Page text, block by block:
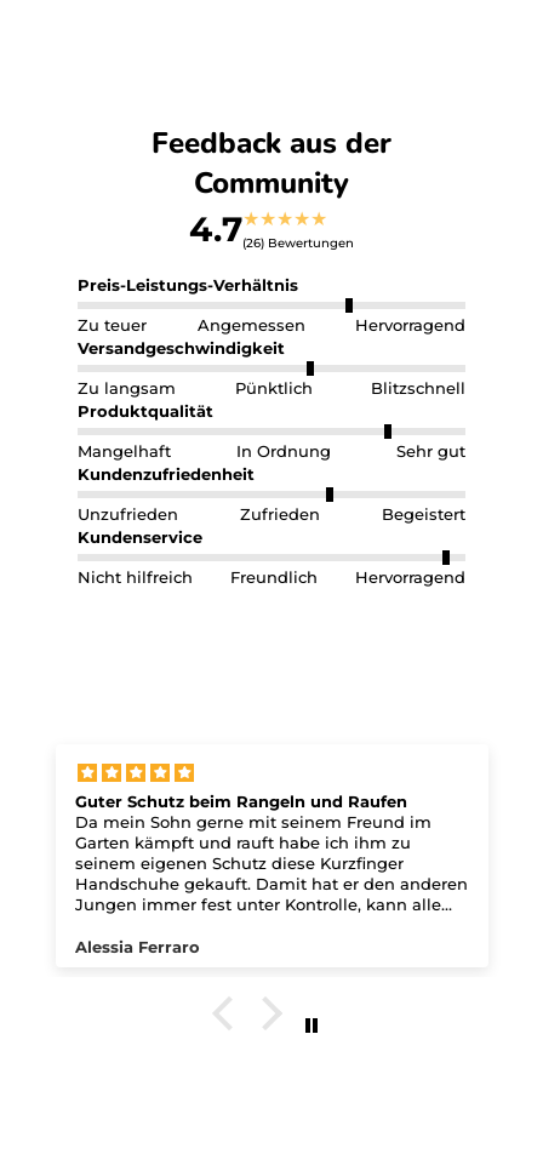
Feedback aus der
Community
4.7★★★★★
(26) Bewertungen
Preis-Leistungs-Verhältnis
Zu teuer Angemessen
Hervorragend
Versandgeschwindigkeit
Zu langsam Pünktlich
Blitzschnell
Produktqualität
Mangelhaft In Ordnung
Sehr gut
Kundenzufriedenheit
Unzufrieden Zufrieden
Begeistert
Kundenservice
Nicht hilfreich Freundlich Hervorragend
Guter Schutz beim Rangeln und Raufen
Da mein Sohn gerne mit seinem Freund im
Garten kämpft und rauft habe ich ihm zu
seinem eigenen Schutz diese Kurzfinger
Handschuhe gekauft. Damit hat er den anderen
Jungen immer fest unter Kontrolle, kann alle
Hände. Auch wenn er dem Jungen dabei den
immer super geschütze Hände. Mit den
Handschuhen hat mein Sohn immer festen
Alessia Ferraro